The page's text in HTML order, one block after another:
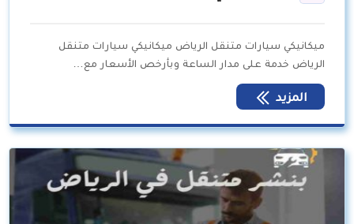
ميكانيكي سيارات متنقل الرياض ميكانيكي سيارات متنقل
الرياض خدمة على مدار الساعة وبأرخص الأسعار مع…
المزيد